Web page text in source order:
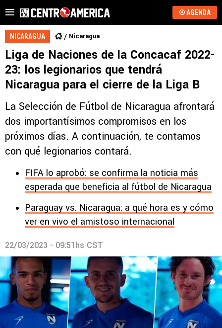
AGENDA
NICARAGUA Nicaragua
Liga de Naciones de la Concacaf 2022-
23: los legionarios que tendrá
Nicaragua para el cierre de la Liga B
La Selección de Fútbol de Nicaragua afrontará
dos importantísimos compromisos en los
próximos días. A continuación, te contamos
con qué legionarios contará.
FIFA lo aprobó: se confirma la noticia más
esperada que beneficia al fútbol de Nicaragua
Paraguay vs. Nicaragua: a qué hora es y cómo
ver en vivo el amistoso internacional
22/03/2023 - 09:51hs CST